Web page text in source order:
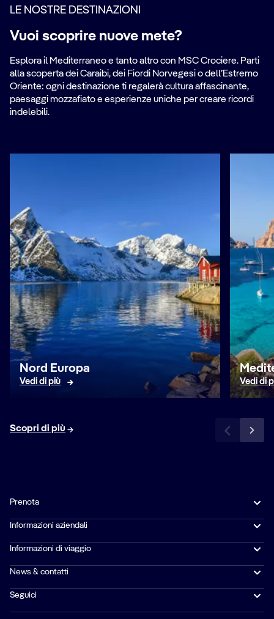
LE NOSTRE DESTINAZIONI
Vuoi scoprire nuove mete?
Esplora il Mediterraneo e tanto altro con MSC Crociere. Parti
alla scoperta dei Caraibi, dei Fiordi Norvegesi o dell’Estremo
Oriente: ogni destinazione ti regalerà cultura affascinante,
paesaggi mozzafiato e esperienze uniche per creare ricordi
indelebili.
Nord Europa
Vedi di più Vedi di
Scopri di più
Prenota
Informazioni aziendali
Informazioni di viaggio
News & contatti
Seguici